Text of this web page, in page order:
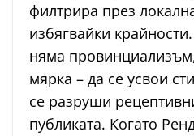
филтрира през
избягвайки
няма
мярка – да се усвои
се разруши
публиката. Когато